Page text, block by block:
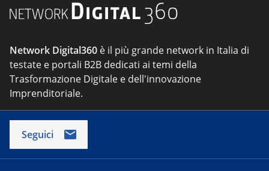
Network Digital360 è il più grande network in Italia di
testate e portali B2B dedicati ai temi della
Trasformazione Digitale e dell'innovazione
Imprenditoriale.
Seguici